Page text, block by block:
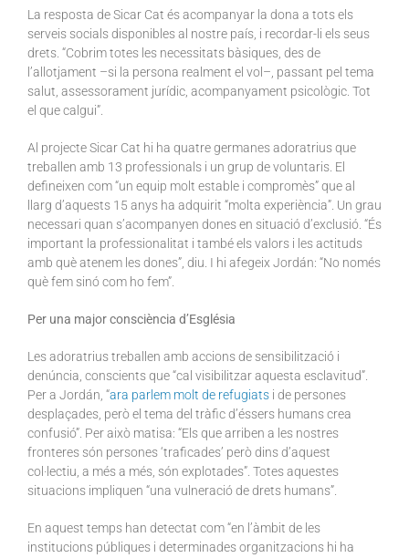
La resposta de Sicar Cat és acompanyar la dona a tots els
serveis socials disponibles al nostre país, i recordar-li els seus
drets. “Cobrim totes les necessitats bàsiques, des de
l’allotjament –si la persona realment el vol–, passant pel tema
salut, assessorament jurídic, acompanyament psicològic. Tot
el que calgui”.
Al projecte Sicar Cat hi ha quatre germanes adoratrius que
treballen amb 13 professionals i un grup de voluntaris. El
defineixen com “un equip molt estable i compromès” que al
llarg d’aquests 15 anys ha adquirit “molta experiència”. Un grau
necessari quan s’acompanyen dones en situació d’exclusió. “És
important la professionalitat i també els valors i les actituds
amb què atenem les dones”, diu. I hi afegeix Jordán: “No només
què fem sinó com ho fem”.
Per una major consciència d’Església
Les adoratrius treballen amb accions de sensibilització i
denúncia, conscients que “cal visibilitzar aquesta esclavitud”.
Per a Jordán, “ara parlem molt de refugiats i de persones
desplaçades, però el tema del tràfic d’éssers humans crea
confusió”. Per això matisa: “Els que arriben a les nostres
fronteres són persones ‘traficades’ però dins d’aquest
col·lectiu, a més a més, són explotades”. Totes aquestes
situacions impliquen “una vulneració de drets humans”.
En aquest temps han detectat com “en l’àmbit de les
institucions públiques i determinades organitzacions hi ha